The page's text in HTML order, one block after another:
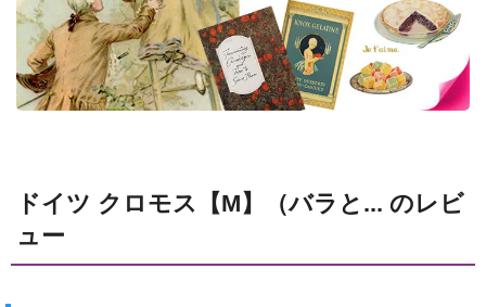
ドイツ クロモス【M】（バラと... のレビ
ュー